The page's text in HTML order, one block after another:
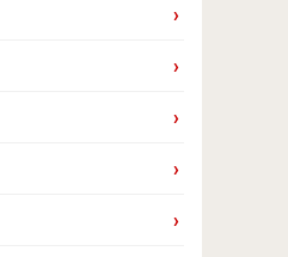
›
›
›
›
›